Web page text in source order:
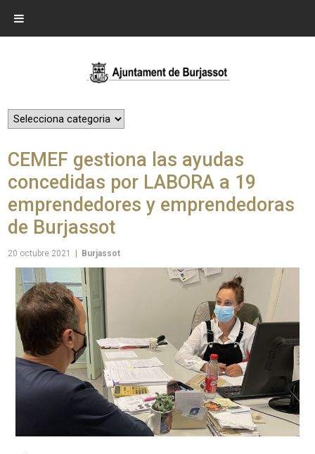
CEMEF gestiona las ayudas
concedidas por LABORA a 19
emprendedores y emprendedoras
de Burjassot
20 octubre 2021 Burjassot